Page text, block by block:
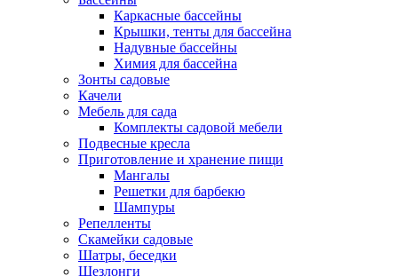
Каркасные бассейны
Крышки, тенты для бассейна
Надувные бассейны
Химия для бассейна
Зонты садовые
Качели
Мебель для сада
Комплекты садовой мебели
Подвесные кресла
Приготовление и хранение пищи
Мангалы
Решетки для барбекю
Шампуры
Репелленты
Скамейки садовые
Шатры, беседки
Шезлонги